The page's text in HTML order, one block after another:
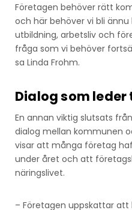
Företagen behöver rätt
och här behöver vi bli
utbildning, arbetsliv och
fråga som vi behöver
sa Linda Frohm.
Dialog som
En annan viktig slutsats
dialog mellan kommunen
visar att många företag
under året och att
näringslivet.
– Företagen uppskattar